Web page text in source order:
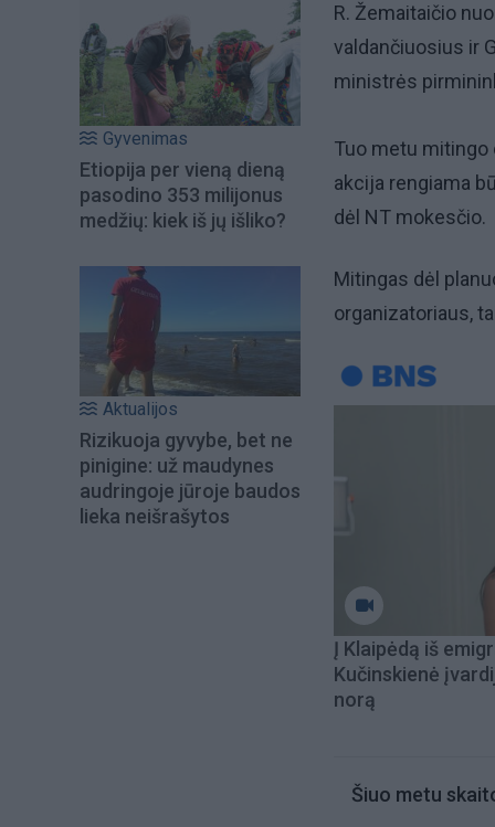
Gyvenimas
Etiopija per vieną dieną
pasodino 353 milijonus
medžių: kiek iš jų išliko?
Aktualijos
Rizikuoja gyvybe, bet ne
pinigine: už maudynes
audringoje jūroje baudos
lieka neišrašytos
R. Žemaitaičio
valdančiuosius ir
ministrės
Tuo metu mitingo
akcija rengiama
dėl NT mokesčio.
Mitingas dėl
organizatoriaus,
Į Klaipėdą iš
Kučinskienė
norą
Šiuo metu